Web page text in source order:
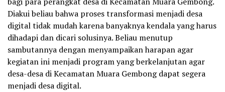
Diakui beliau bahwa proses transformasi menjadi desa
digital tidak mudah karena banyaknya kendala yang harus
dihadapi dan dicari solusinya. Beliau menutup
sambutannya dengan menyampaikan harapan agar
kegiatan ini menjadi program yang berkelanjutan agar
desa-desa di Kecamatan Muara Gembong dapat segera
menjadi desa digital.